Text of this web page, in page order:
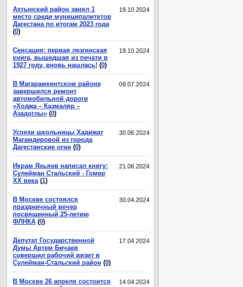
19.10.2024
Ахтынский район занял 1
место среди муниципалитетов
Дагестана по итогам 2023 года
(0)
19.10.2024
Сенсация: первая лезгинская
книга, вышедшая из печати в
1927 году, вновь нашлась! (0)
09.07.2024
В Магарамкентском районе
завершился ремонт
автомобильной дороги
«Ходжа – Казмаляр –
Азадоглы» (0)
30.06.2024
Успехи школьницы Хадижат
Магамдеровой из города
Дагестанские огни (0)
21.06.2024
Икрам Яхьяев написал книгу:
Сулейман Стальский - Гомер
XX века (1)
30.04.2024
В Москве состоялся
праздничный вечер
посвященный 25-летию
ФЛНКА (0)
17.04.2024
Депутат Государственной
Думы Артем Бичаев
совершил рабочий визит в
Сулейман-Стальский район (0)
14.04.2024
В Москве 26 апреля состоится